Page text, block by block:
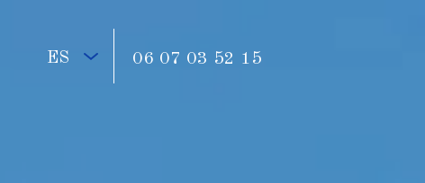
ES 06 07 03 52 15